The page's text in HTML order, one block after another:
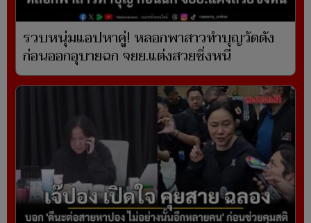
รวบหนุ่มแอปหาคู่! หลอกพาสาวทำบุญวัดดัง
ก่อนออกอุบายฉก จยย.แต่งสวยซิ่งหนี